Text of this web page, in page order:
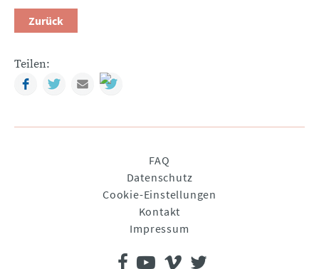
Zurück
Teilen:
FacebookTwitterMail
FAQ
Datenschutz
Cookie-Einstellungen
Kontakt
Impressum